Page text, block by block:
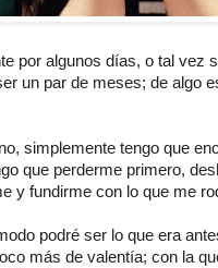
por algunos días, o tal vez
un par de meses; de algo
simplemente tengo que
que perderme primero,
y fundirme con lo que me
podré ser lo que era
más de valentía; con la